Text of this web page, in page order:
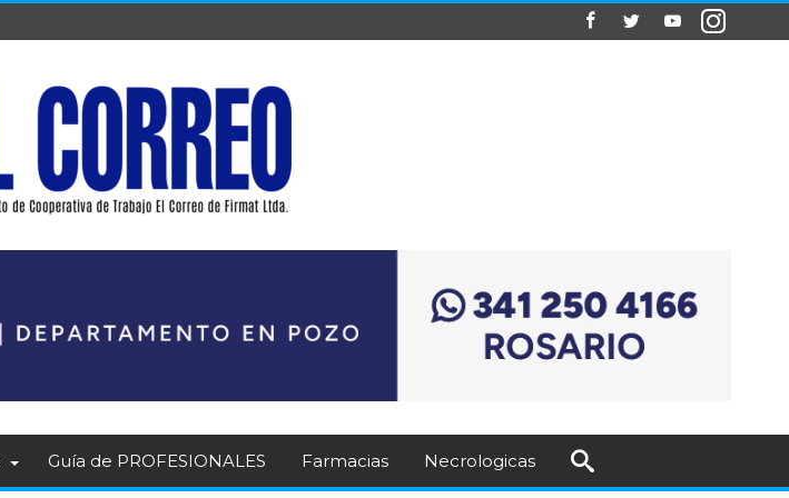
Guía de PROFESIONALES Farmacias Necrologicas